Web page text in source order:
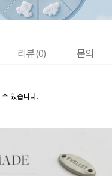
리뷰 (0) 문의
있습니다.